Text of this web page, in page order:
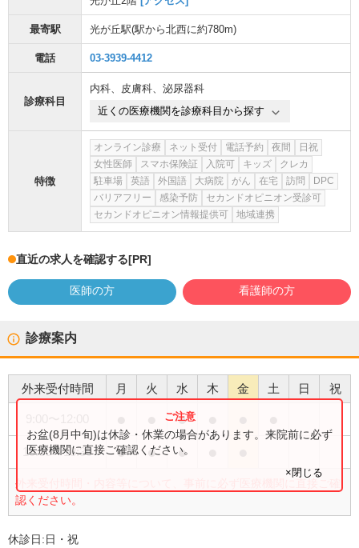
最寄駅 光が丘駅(駅から北西に約780m)
電話 03-3939-4412
診療科目
内科、 皮膚科、 泌尿器科
近くの医療機関を診療科目から探す
特徴
オンライン診療 ネット受付 電話予約 夜間
日祝
女性医師
スマホ保険証 入院可 キッズ
クレカ
駐車場
英語 外国語 大病院 がん 在宅 訪問
DPC
バリアフリー
感染予防
セカンドオピニオン受診可
セカンドオピニオン情報提供可
地域連携
直近の求人を確認する[PR]
医師の方 看護師の方
診療案内
外来受付時間 月 火 水 木 金 土 日 祝
●
15:00〜18:30 ● ● ●
外来受付時間・内容等について、事前に必ず医療機関に直接ご確
認ください。
お盆(8月中旬)は休診・休業の場合があります。来院前に必ず
医療機関に直接ご確認ください。
×閉じる
休診日:日・祝